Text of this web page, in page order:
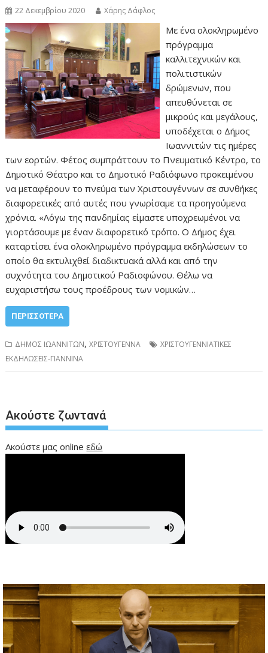
22 Δεκεμβρίου 2020 Χάρης Δάφλος
Με ένα ολοκληρωμένο
πρόγραμμα
καλλιτεχνικών και
πολιτιστικών
δρώμενων, που
απευθύνεται σε
μικρούς και μεγάλους,
υποδέχεται ο Δήμος
Ιωαννιτών τις ημέρες
των εορτών. Φέτος συμπράττουν το Πνευματικό Κέντρο, το
Δημοτικό Θέατρο και το Δημοτικό Ραδιόφωνο προκειμένου
να μεταφέρουν το πνεύμα των Χριστουγέννων σε συνθήκες
διαφορετικές από αυτές που γνωρίσαμε τα προηγούμενα
χρόνια. «Λόγω της πανδημίας είμαστε υποχρεωμένοι να
γιορτάσουμε με έναν διαφορετικό τρόπο. Ο Δήμος έχει
καταρτίσει ένα ολοκληρωμένο πρόγραμμα εκδηλώσεων το
οποίο θα εκτυλιχθεί διαδικτυακά αλλά και από την
συχνότητα του Δημοτικού Ραδιοφώνου. Θέλω να
ευχαριστήσω τους προέδρους των νομικών…
ΠΕΡΙΣΣΌΤΕΡΑ
ΔΗΜΟΣ ΙΩΑΝΝΙΤΩΝ,ΧΡΙΣΤΟΥΓΕΝΝΑ
ΧΡΙΣΤΟΥΓΕΝΝΙΑΤΙΚΕΣ
ΕΚΔΗΛΩΣΕΙΣ-ΓΙΑΝΝΙΝΑ
Ακούστε ζωντανά
Ακούστε μας onlineεδώ